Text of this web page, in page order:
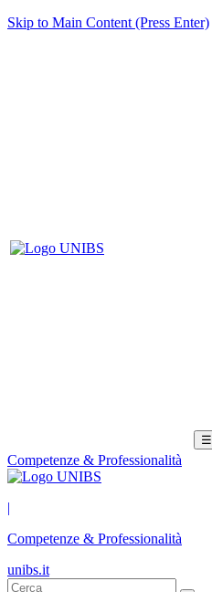
Skip to Main Content (Press Enter)
☰
Competenze & Professionalità
|
Competenze & Professionalità
unibs.it